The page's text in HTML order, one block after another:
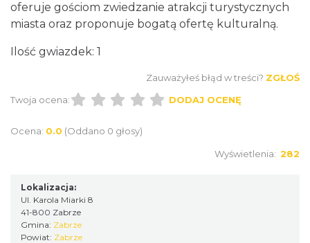
oferuje gościom zwiedzanie atrakcji turystycznych
miasta oraz proponuje bogatą ofertę kulturalną.
Ilość gwiazdek: 1
Zauważyłeś błąd w treści? ZGŁOŚ
Twoja ocena:
DODAJ OCENĘ
Ocena: 0.0 (Oddano 0 głosy)
Wyświetlenia: 282
Lokalizacja:
Ul. Karola Miarki 8
41-800 Zabrze
Gmina: Zabrze
Powiat: Zabrze